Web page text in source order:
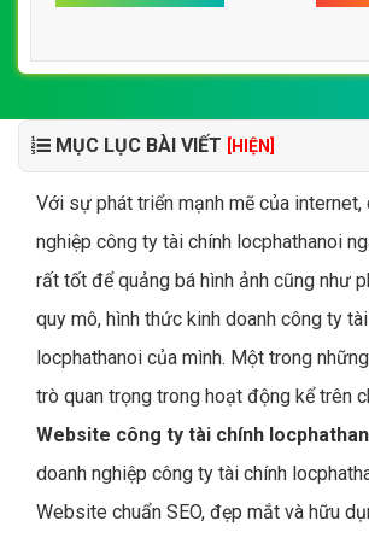
MỤC LỤC BÀI VIẾT [HIỆN]
Với sự phát triển mạnh mẽ của internet,
nghiệp công ty tài chính locphathanoi
rất tốt để quảng bá hình ảnh cũng như
quy mô, hình thức kinh doanh công ty
locphathanoi của mình. Một trong
trò quan trọng trong hoạt động kể trên
Website công ty tài chính
doanh nghiệp công ty tài chính
Website chuẩn SEO, đẹp mắt và hữu